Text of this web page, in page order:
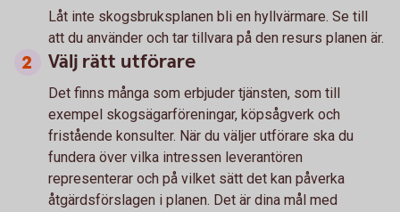
Låt inte skogsbruksplanen bli en hyllvärmare. Se till
att du använder och tar tillvara på den resurs planen är.
Välj rätt utförare
Det finns många som erbjuder tjänsten, som till
exempel skogsägarföreningar, köpsågverk och
fristående konsulter. När du väljer utförare ska du
fundera över vilka intressen leverantören
representerar och på vilket sätt det kan påverka
åtgärdsförslagen i planen. Det är dina mål med